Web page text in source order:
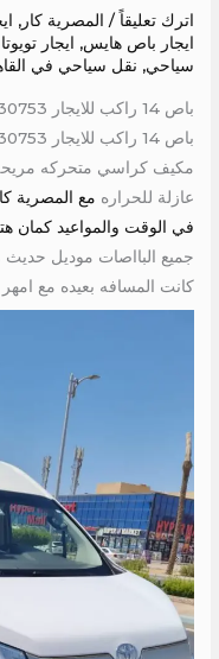
اترك تعليقاً / المصرية كار,
ايجار باص هايس, ايجار
سياحي, نقل سياحي في
باص 14 راكب للايجار 01004230753
مكيف كراسي متحركه
عازلة للحراره مع المصرية
في الوقت والمواعيد كمان هتوفرلك
جميع البااصات موديل
كانت المسافه بعيده مع امهر